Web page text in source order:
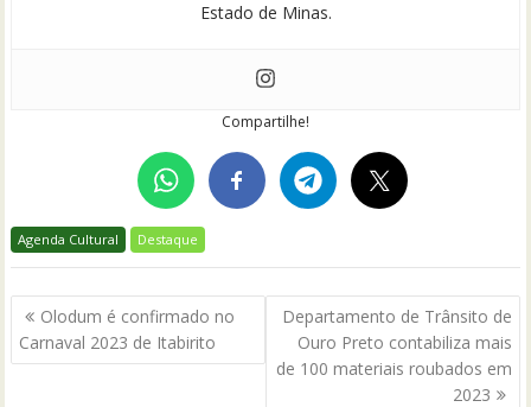
Estado de Minas.
Compartilhe!
Agenda Cultural Destaque
Navegação
de
Post
Olodum é confirmado no
Carnaval 2023 de Itabirito
Departamento de Trânsito de
Ouro Preto contabiliza mais
de 100 materiais roubados em
2023